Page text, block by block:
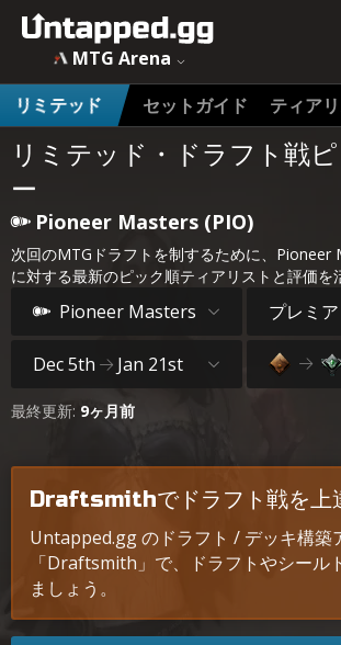
MTG Arena
リミテッド
セットガイド ティア
リミテッド・ドラフト戦
ー
Pioneer Masters (PIO)
次回のMTGドラフトを制するために、Pioneer
に対する最新のピック順ティアリストと評価を
Pioneer Masters プレミ
Dec 5th Jan 21st
最終更新: 9ヶ月前
Draftsmithでドラフト戦を上
Untapped.gg のドラフト / デッキ構築
「Draftsmith」で、ドラフトやシール
ましょう。